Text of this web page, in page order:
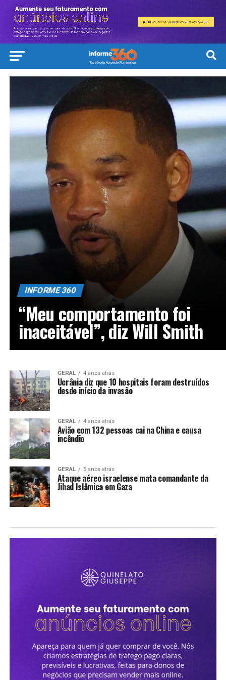
INFORME 360
“Meu comportamento foi
inaceitável”, diz Will Smith
GERAL 4 anos atrás
Ucrânia diz que 10 hospitais foram destruídos
desde início da invasão
GERAL 4 anos atrás
Avião com 132 pessoas cai na China e causa
incêndio
GERAL 5 anos atrás
Ataque aéreo israelense mata comandante da
Jihad Islâmica em Gaza